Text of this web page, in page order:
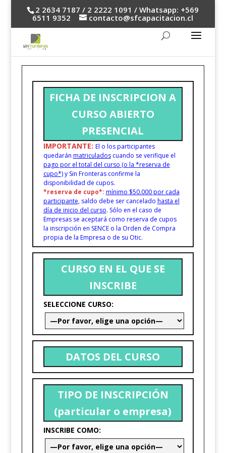
2 2634 7187 / 2 2222 1091 / Whatsapp: +569
6511 9352
contacto@sfcapacitacion.cl
FICHA DE INSCRIPCION A
CURSO ABIERTO
PRESENCIAL
IMPORTANTE: El o los participantes
quedarán matriculadoscuando se verifique el
pago por el total del curso (o la *reserva de
cupo*)y Sin Fronteras confirme la
disponibilidad de cupos.
*reserva de cupo*: mínimo $50.000 por cada
participante, saldo debe ser cancelado hasta el
día de inicio del curso. Sólo en el caso de
Empresas se aceptará como reserva de cupos
la inscripción en SENCE o la Orden de Compra
propia de la Empresa o de su Otic.
CURSO EN EL QUE SE
INSCRIBE
SELECCIONE CURSO:
DATOS DEL CURSO
TIPO DE INSCRIPCIÓN
(particular o empresa)
INSCRIBE COMO: